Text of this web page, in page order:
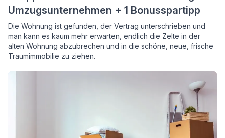
Umzugsunternehmen + 1 Bonusspartipp
Die Wohnung ist gefunden, der Vertrag unterschrieben und
man kann es kaum mehr erwarten, endlich die Zelte in der
alten Wohnung abzubrechen und in die schöne, neue, frische
Traumimmobilie zu ziehen.